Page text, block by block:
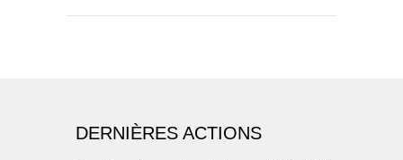
DERNIÈRES ACTIONS